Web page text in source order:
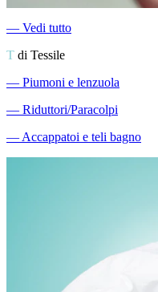
― Vedi tutto
T di Tessile
― Piumoni e lenzuola
― Riduttori/Paracolpi
―Accappatoi e teli bagno